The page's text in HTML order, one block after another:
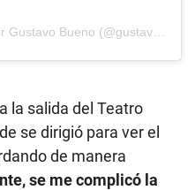
la salida del Teatro
se dirigió para ver el
de manera
se me complicó la